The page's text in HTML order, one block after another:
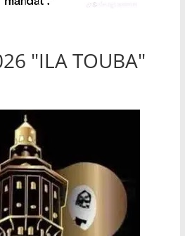
"ILA TOUBA"